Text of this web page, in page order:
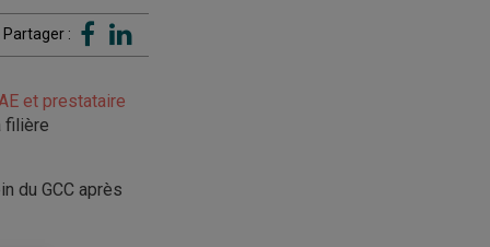
Partager :
et prestataire
filière
du GCC après